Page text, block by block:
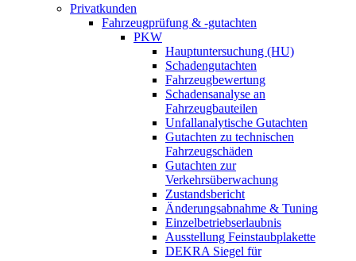
Privatkunden
Fahrzeugprüfung & -gutachten
PKW
Hauptuntersuchung (HU)
Schadengutachten
Fahrzeugbewertung
Schadensanalyse an
Fahrzeugbauteilen
Unfallanalytische Gutachten
Gutachten zu technischen
Fahrzeugschäden
Gutachten zur
Verkehrsüberwachung
Zustandsbericht
Änderungsabnahme & Tuning
Einzelbetriebserlaubnis
Ausstellung Feinstaubplakette
DEKRA Siegel für